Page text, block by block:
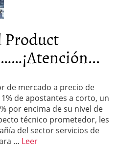
Product
de mercado a precio de
de apostantes a corto, un
por encima de su nivel de
técnico prometedor, les
del sector servicios de
… Leer